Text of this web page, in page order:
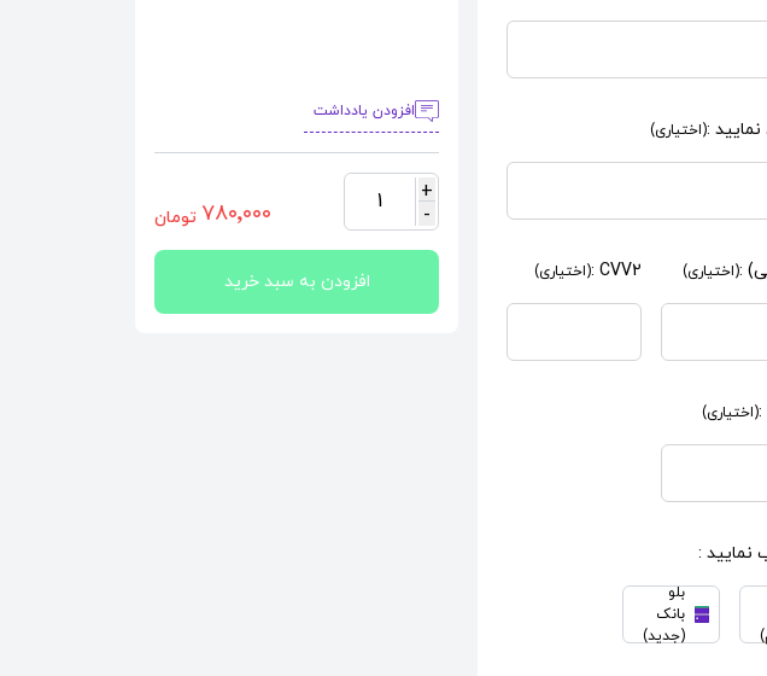
:(اختیاری)
:(اختیاری) CVV2 : (اختیاری)
:(اختیاری)
نمایید :
بلو
بانک
(جدید)
افزودن یادداشت
+
-
1 ٧٨٠٬٠٠٠ تومان
افزودن به سبد خرید